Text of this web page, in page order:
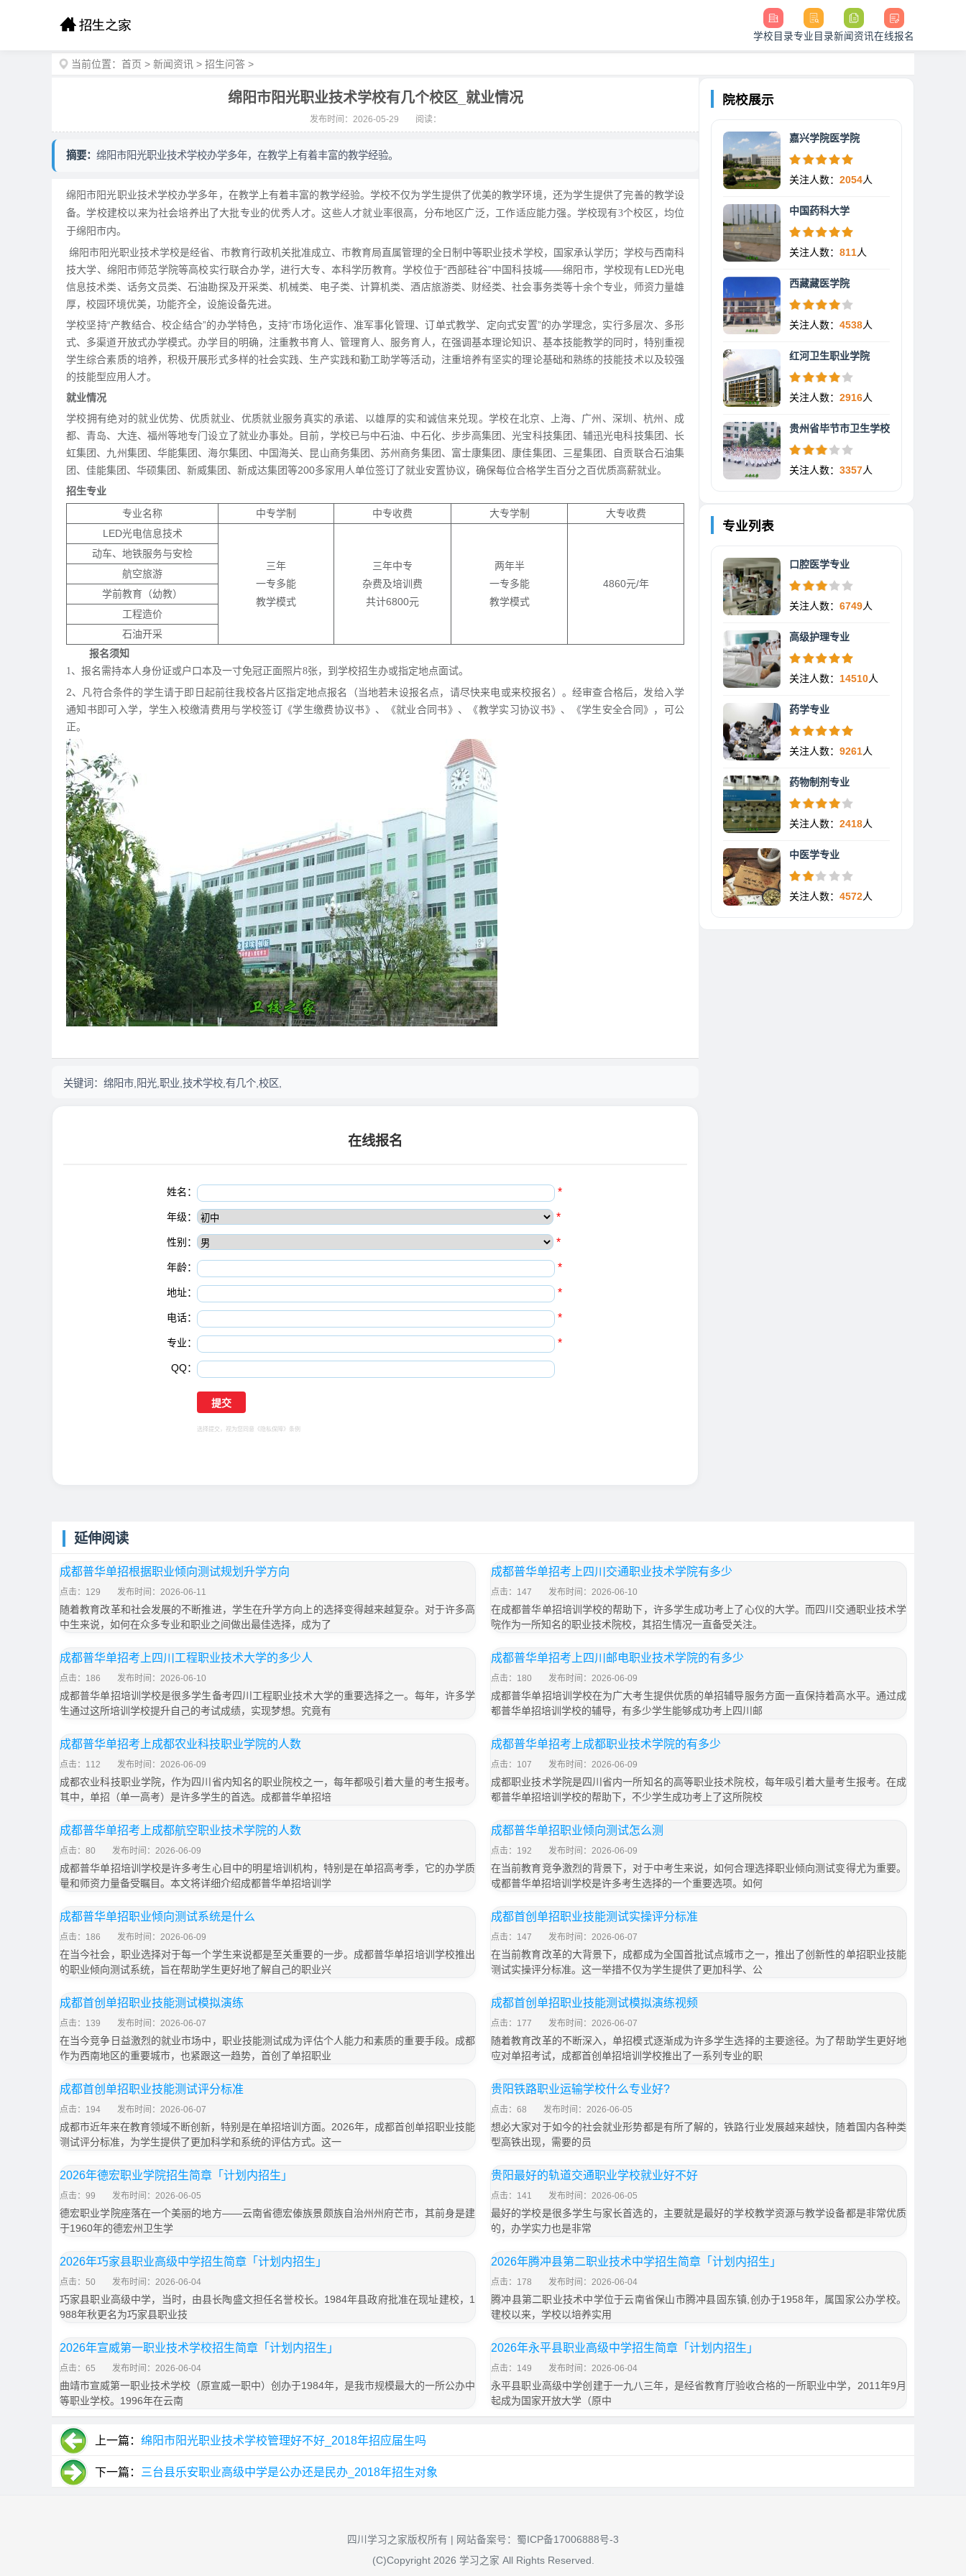
学校目录专业目录新闻资讯在线报名
当前位置： 首页 > 新闻资讯 > 招生问答 >
绵阳市阳光职业技术学校有几个校区_就业情况
发布时间：2026-05-29 阅读：
摘要： 绵阳市阳光职业技术学校办学多年，在教学上有着丰富的教学经验。
绵阳市阳光职业技术学校办学多年，在教学上有着丰富的教学经验。学校不仅为学生提供了优美的教学环境，还为学生提供了完善的教学设
备。学校建校以来为社会培养出了大批专业的优秀人才。这些人才就业率很高，分布地区广泛，工作适应能力强。学校现有3个校区，均位
于绵阳市内。
绵阳市阳光职业技术学校是经省、市教育行政机关批准成立、市教育局直属管理的全日制中等职业技术学校，国家承认学历；学校与西南科
技大学、绵阳市师范学院等高校实行联合办学，进行大专、本科学历教育。学校位于“西部硅谷”中国科技城——绵阳市，学校现有LED光电
信息技术类、话务文员类、石油勘探及开采类、机械类、电子类、计算机类、酒店旅游类、财经类、社会事务类等十余个专业，师资力量雄
厚，校园环境优美，功能齐全，设施设备先进。
学校坚持“产教结合、校企结合”的办学特色，支持“市场化运作、准军事化管理、订单式教学、定向式安置”的办学理念，实行多层次、多形
式、多渠道开放式办学模式。办学目的明确，注重教书育人、管理育人、服务育人，在强调基本理论知识、基本技能教学的同时，特别重视
学生综合素质的培养，积极开展形式多样的社会实践、生产实践和勤工助学等活动，注重培养有坚实的理论基础和熟练的技能技术以及较强
的技能型应用人才。
就业情况
学校拥有绝对的就业优势、优质就业、优质就业服务真实的承诺、以雄厚的实和诚信来兑现。学校在北京、上海、广州、深圳、杭州、成
都、青岛、大连、福州等地专门设立了就业办事处。目前，学校已与中石油、中石化、步步高集团、光宝科技集团、辅迅光电科技集团、长
虹集团、九州集团、华能集团、海尔集团、中国海关、昆山商务集团、苏州商务集团、富士康集团、康佳集团、三星集团、自贡联合石油集
团、佳能集团、华硕集团、新威集团、新成达集团等200多家用人单位签订了就业安置协议，确保每位合格学生百分之百优质高薪就业。
招生专业
专业名称
中专学制 中专收费 大专学制
大专收费
LED光电信息技术
三年
一专多能
教学模式
三年中专
杂费及培训费
共计6800元
两年半
一专多能
教学模式
4860元/年
动车、地铁服务与安检
航空旅游
学前教育（幼教）
工程造价
石油开采
报名须知
1、报名需持本人身份证或户口本及一寸免冠正面照片8张，到学校招生办或指定地点面试。
2、凡符合条件的学生请于即日起前往我校各片区指定地点报名（当地若未设报名点，请尽快来电或来校报名）。经审查合格后，发给入学
通知书即可入学，学生入校缴清费用与学校签订《学生缴费协议书》、《就业合同书》、《教学实习协议书》、《学生安全合同》，可公
正。
关键词： 绵阳市,阳光,职业,技术学校,有几个,校区,
在线报名
姓名： *
年级： *
性别： *
年龄： *
地址： *
电话： *
专业： *
QQ：
选择提交，视为您同意 《隐私保障》 条例
院校展示
嘉兴学院医学院
关注人数： 2054人
中国药科大学
关注人数： 811人
西藏藏医学院
关注人数： 4538人
红河卫生职业学院
关注人数： 2916人
贵州省毕节市卫生学校
关注人数： 3357人
专业列表
口腔医学专业
关注人数： 6749人
高级护理专业
关注人数： 14510人
药学专业
关注人数： 9261人
药物制剂专业
关注人数： 2418人
中医学专业
关注人数： 4572人
延伸阅读
成都普华单招根据职业倾向测试规划升学方向
点击：129 发布时间：2026-06-11
随着教育改革和社会发展的不断推进，学生在升学方向上的选择变得越来越复杂。对于许多高
中生来说，如何在众多专业和职业之间做出最佳选择，成为了
成都普华单招考上四川交通职业技术学院有多少
点击：147 发布时间：2026-06-10
在成都普华单招培训学校的帮助下，许多学生成功考上了心仪的大学。而四川交通职业技术学
院作为一所知名的职业技术院校，其招生情况一直备受关注。
成都普华单招考上四川工程职业技术大学的多少人
点击：186 发布时间：2026-06-10
成都普华单招培训学校是很多学生备考四川工程职业技术大学的重要选择之一。每年，许多学
生通过这所培训学校提升自己的考试成绩，实现梦想。究竟有
成都普华单招考上四川邮电职业技术学院的有多少
点击：180 发布时间：2026-06-09
成都普华单招培训学校在为广大考生提供优质的单招辅导服务方面一直保持着高水平。通过成
都普华单招培训学校的辅导，有多少学生能够成功考上四川邮
成都普华单招考上成都农业科技职业学院的人数
点击：112 发布时间：2026-06-09
成都农业科技职业学院，作为四川省内知名的职业院校之一，每年都吸引着大量的考生报考。
其中，单招（单一高考）是许多学生的首选。成都普华单招培
成都普华单招考上成都职业技术学院的有多少
点击：107 发布时间：2026-06-09
成都职业技术学院是四川省内一所知名的高等职业技术院校，每年吸引着大量考生报考。在成
都普华单招培训学校的帮助下，不少学生成功考上了这所院校
成都普华单招考上成都航空职业技术学院的人数
点击：80 发布时间：2026-06-09
成都普华单招培训学校是许多考生心目中的明星培训机构，特别是在单招高考季，它的办学质
量和师资力量备受瞩目。本文将详细介绍成都普华单招培训学
成都普华单招职业倾向测试怎么测
点击：192 发布时间：2026-06-09
在当前教育竞争激烈的背景下，对于中考生来说，如何合理选择职业倾向测试变得尤为重要。
成都普华单招培训学校是许多考生选择的一个重要选项。如何
成都普华单招职业倾向测试系统是什么
点击：186 发布时间：2026-06-09
在当今社会，职业选择对于每一个学生来说都是至关重要的一步。成都普华单招培训学校推出
的职业倾向测试系统，旨在帮助学生更好地了解自己的职业兴
成都首创单招职业技能测试实操评分标准
点击：147 发布时间：2026-06-07
在当前教育改革的大背景下，成都成为全国首批试点城市之一，推出了创新性的单招职业技能
测试实操评分标准。这一举措不仅为学生提供了更加科学、公
成都首创单招职业技能测试模拟演练
点击：139 发布时间：2026-06-07
在当今竞争日益激烈的就业市场中，职业技能测试成为评估个人能力和素质的重要手段。成都
作为西南地区的重要城市，也紧跟这一趋势，首创了单招职业
成都首创单招职业技能测试模拟演练视频
点击：177 发布时间：2026-06-07
随着教育改革的不断深入，单招模式逐渐成为许多学生选择的主要途径。为了帮助学生更好地
应对单招考试，成都首创单招培训学校推出了一系列专业的职
成都首创单招职业技能测试评分标准
点击：194 发布时间：2026-06-07
成都市近年来在教育领域不断创新，特别是在单招培训方面。2026年，成都首创单招职业技能
测试评分标准，为学生提供了更加科学和系统的评估方式。这一
贵阳铁路职业运输学校什么专业好?
点击：68 发布时间：2026-06-05
想必大家对于如今的社会就业形势都是有所了解的，铁路行业发展越来越快，随着国内各种类
型高铁出现，需要的员
2026年德宏职业学院招生简章「计划内招生」
点击：99 发布时间：2026-06-05
德宏职业学院座落在一个美丽的地方——云南省德宏傣族景颇族自治州州府芒市，其前身是建
于1960年的德宏州卫生学
贵阳最好的轨道交通职业学校就业好不好
点击：141 发布时间：2026-06-05
最好的学校是很多学生与家长首选的，主要就是最好的学校教学资源与教学设备都是非常优质
的，办学实力也是非常
2026年巧家县职业高级中学招生简章「计划内招生」
点击：50 发布时间：2026-06-04
巧家县职业高级中学，当时，由县长陶盛文担任名誉校长。1984年县政府批准在现址建校，1
988年秋更名为巧家县职业技
2026年腾冲县第二职业技术中学招生简章「计划内招生」
点击：178 发布时间：2026-06-04
腾冲县第二职业技术中学位于云南省保山市腾冲县固东镇,创办于1958年，属国家公办学校。
建校以来，学校以培养实用
2026年宣威第一职业技术学校招生简章「计划内招生」
点击：65 发布时间：2026-06-04
曲靖市宣威第一职业技术学校（原宣威一职中）创办于1984年，是我市规模最大的一所公办中
等职业学校。1996年在云南
2026年永平县职业高级中学招生简章「计划内招生」
点击：149 发布时间：2026-06-04
永平县职业高级中学创建于一九八三年，是经省教育厅验收合格的一所职业中学，2011年9月
起成为国家开放大学（原中
上一篇： 绵阳市阳光职业技术学校管理好不好_2018年招应届生吗
下一篇： 三台县乐安职业高级中学是公办还是民办_2018年招生对象
四川学习之家版权所有 | 网站备案号： 蜀ICP备17006888号-3
(C)Copyright 2026 学习之家 All Rights Reserved.